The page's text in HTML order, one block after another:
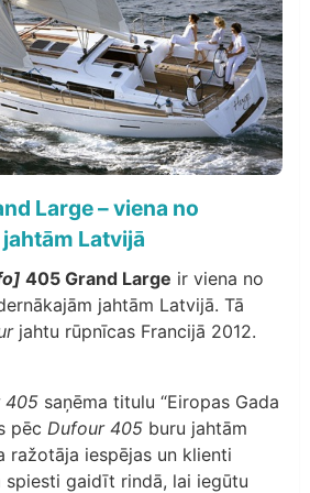
Large – viena no
Latvijā
405 Grand Large ir viena no
jahtām Latvijā. Tā
jahtu rūpnīcas Francijā 2012.
405 saņēma titulu “Eiropas Gada
pēc Dufour 405 buru jahtām
ražotāja iespējas un klienti
spiesti gaidīt rindā, lai iegūtu